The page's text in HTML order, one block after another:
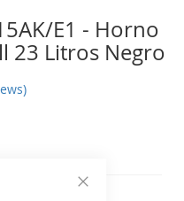
E1 - Horno
23 Litros Negro